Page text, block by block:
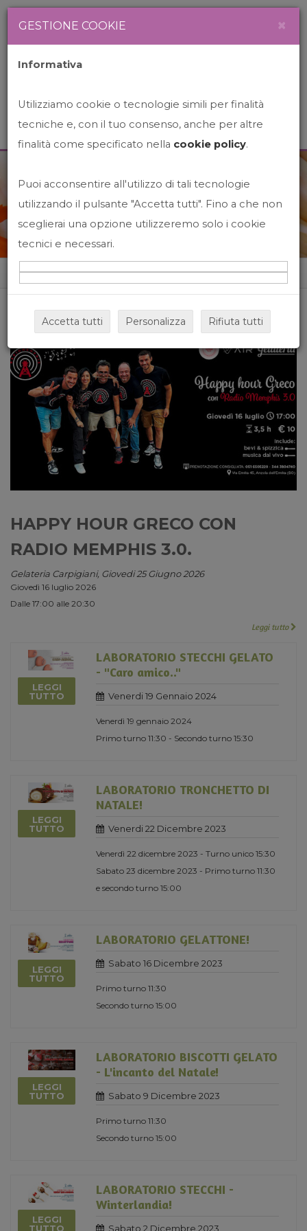
News&Events
Home News&events
HAPPY HOUR GRECO CON
RADIO MEMPHIS 3.0.
Gelateria Carpigiani, Giovedi 25 Giugno 2026
Giovedì 16 luglio 2026
Dalle 17:00 alle 20:30
Leggi tutto
LEGGI
TUTTO
LABORATORIO STECCHI GELATO
- "Caro amico.."
Venerdi 19 Gennaio 2024
Venerdì 19 gennaio 2024
Primo turno 11:30 - Secondo turno 15:30
LEGGI
TUTTO
LABORATORIO TRONCHETTO DI
NATALE!
Venerdi 22 Dicembre 2023
Venerdì 22 dicembre 2023 - Turno unico 15:30
Sabato 23 dicembre 2023 - Primo turno 11:30
e secondo turno 15:00
LEGGI
TUTTO
LABORATORIO GELATTONE!
Sabato 16 Dicembre 2023
Primo turno 11:30
Secondo turno 15:00
LEGGI
TUTTO
LABORATORIO BISCOTTI GELATO
- L'incanto del Natale!
Sabato 9 Dicembre 2023
Primo turno 11:30
Secondo turno 15:00
LEGGI
TUTTO
LABORATORIO STECCHI -
Winterlandia!
Sabato 2 Dicembre 2023
GESTIONE COOKIE ×
Informativa
Utilizziamo cookie o tecnologie simili per finalità
tecniche e, con il tuo consenso, anche per altre
finalità come specificato nella cookie policy.
Puoi acconsentire all'utilizzo di tali tecnologie
utilizzando il pulsante "Accetta tutti". Fino a che non
sceglierai una opzione utilizzeremo solo i cookie
tecnici e necessari.
Accetta tutti Personalizza Rifiuta tutti